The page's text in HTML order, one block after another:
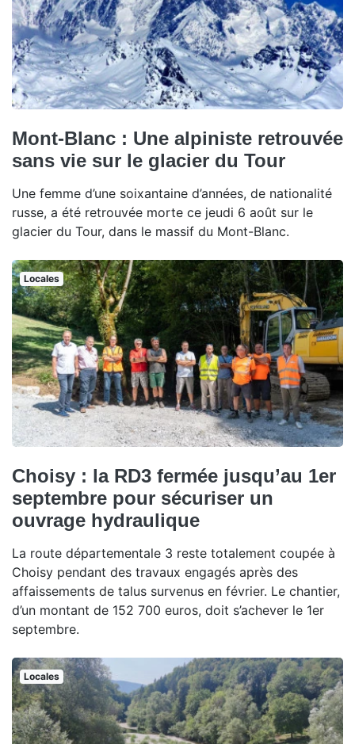
Mont-Blanc : Une alpiniste retrouvée
sans vie sur le glacier du Tour
Une femme d’une soixantaine d’années, de nationalité
russe, a été retrouvée morte ce jeudi 6 août sur le
glacier du Tour, dans le massif du Mont-Blanc.
Locales
Choisy : la RD3 fermée jusqu’au 1er
septembre pour sécuriser un
ouvrage hydraulique
La route départementale 3 reste totalement coupée à
Choisy pendant des travaux engagés après des
affaissements de talus survenus en février. Le chantier,
d’un montant de 152 700 euros, doit s’achever le 1er
septembre.
Locales